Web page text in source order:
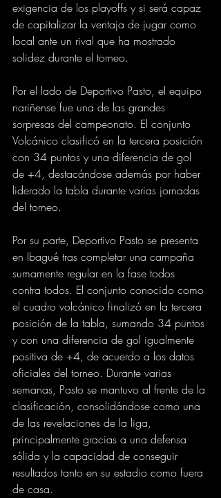
exigencia de los playoffs y si será capaz
de capitalizar la ventaja de jugar como
local ante un rival que ha mostrado
solidez durante el torneo.
Por el lado de Deportivo Pasto, el equipo
nariñense fue una de las grandes
sorpresas del campeonato. El conjunto
Volcánico clasificó en la tercera posición
con 34 puntos y una diferencia de gol
de +4, destacándose además por haber
liderado la tabla durante varias jornadas
del torneo.
Por su parte, Deportivo Pasto se presenta
en Ibagué tras completar una campaña
sumamente regular en la fase todos
contra todos. El conjunto conocido como
el cuadro volcánico finalizó en la tercera
posición de la tabla, sumando 34 puntos
y con una diferencia de gol igualmente
positiva de +4, de acuerdo a los datos
oficiales del torneo. Durante varias
semanas, Pasto se mantuvo al frente de la
clasificación, consolidándose como una
de las revelaciones de la liga,
principalmente gracias a una defensa
sólida y la capacidad de conseguir
resultados tanto en su estadio como fuera
de casa.